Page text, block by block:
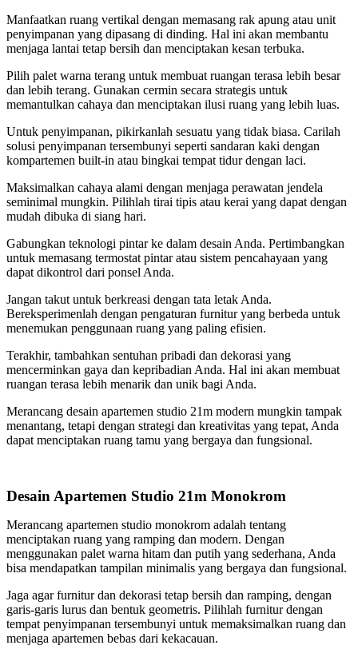
Manfaatkan ruang vertikal dengan memasang rak apung atau unit
penyimpanan yang dipasang di dinding. Hal ini akan membantu
menjaga lantai tetap bersih dan menciptakan kesan terbuka.
Pilih palet warna terang untuk membuat ruangan terasa lebih besar
dan lebih terang. Gunakan cermin secara strategis untuk
memantulkan cahaya dan menciptakan ilusi ruang yang lebih luas.
Untuk penyimpanan, pikirkanlah sesuatu yang tidak biasa. Carilah
solusi penyimpanan tersembunyi seperti sandaran kaki dengan
kompartemen built-in atau bingkai tempat tidur dengan laci.
Maksimalkan cahaya alami dengan menjaga perawatan jendela
seminimal mungkin. Pilihlah tirai tipis atau kerai yang dapat dengan
mudah dibuka di siang hari.
Gabungkan teknologi pintar ke dalam desain Anda. Pertimbangkan
untuk memasang termostat pintar atau sistem pencahayaan yang
dapat dikontrol dari ponsel Anda.
Jangan takut untuk berkreasi dengan tata letak Anda.
Bereksperimenlah dengan pengaturan furnitur yang berbeda untuk
menemukan penggunaan ruang yang paling efisien.
Terakhir, tambahkan sentuhan pribadi dan dekorasi yang
mencerminkan gaya dan kepribadian Anda. Hal ini akan membuat
ruangan terasa lebih menarik dan unik bagi Anda.
Merancang desain apartemen studio 21m modern mungkin tampak
menantang, tetapi dengan strategi dan kreativitas yang tepat, Anda
dapat menciptakan ruang tamu yang bergaya dan fungsional.
Desain Apartemen Studio 21m Monokrom
Merancang apartemen studio monokrom adalah tentang
menciptakan ruang yang ramping dan modern. Dengan
menggunakan palet warna hitam dan putih yang sederhana, Anda
bisa mendapatkan tampilan minimalis yang bergaya dan fungsional.
Jaga agar furnitur dan dekorasi tetap bersih dan ramping, dengan
garis-garis lurus dan bentuk geometris. Pilihlah furnitur dengan
tempat penyimpanan tersembunyi untuk memaksimalkan ruang dan
menjaga apartemen bebas dari kekacauan.